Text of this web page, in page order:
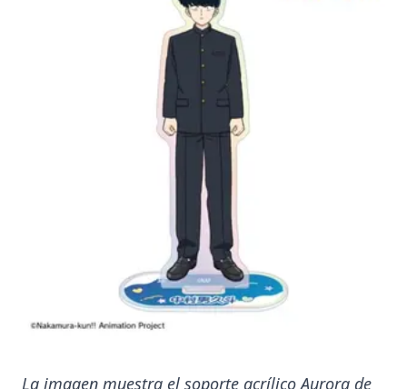
La imagen muestra el soporte acrílico Aurora de